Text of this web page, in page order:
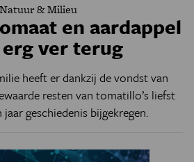
Natuur & Milieu
en aardappel
erg ver terug
heeft er dankzij de vondst van
resten van tomatillo’s liefst
geschiedenis bijgekregen.